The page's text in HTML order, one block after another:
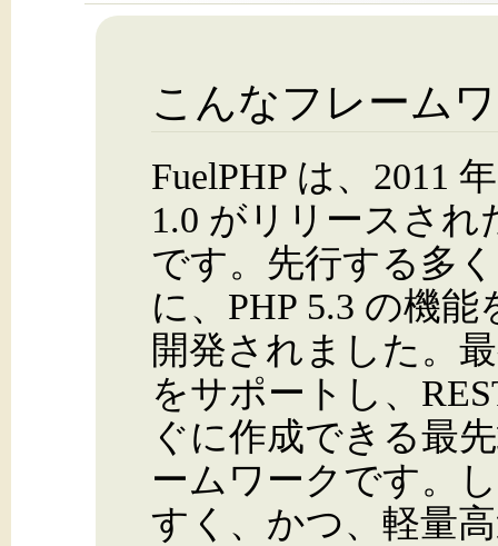
こんなフレーム
FuelPHP は、2011
1.0 がリリースさ
です。先行する多
に、PHP 5.3 の機
開発されました。
をサポートし、
ぐに作成できる最
ームワークです。
すく、かつ、軽量